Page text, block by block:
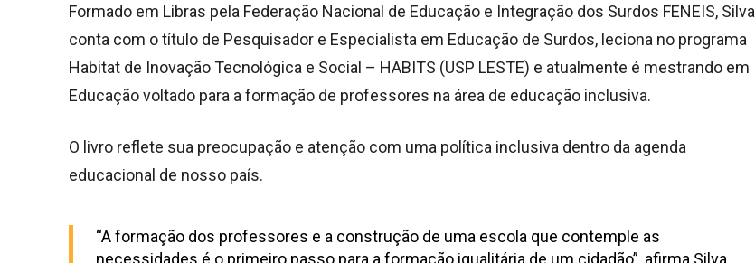
Formado em Libras pela Federação Nacional de Educação e Integração dos Surdos FENEIS, Silva
conta com o título de Pesquisador e Especialista em Educação de Surdos, leciona no programa
Habitat de Inovação Tecnológica e Social – HABITS (USP LESTE) e atualmente é mestrando em
Educação voltado para a formação de professores na área de educação inclusiva.
O livro reflete sua preocupação e atenção com uma política inclusiva dentro da agenda
educacional de nosso país.
“A formação dos professores e a construção de uma escola que contemple as
necessidades é o primeiro passo para a formação igualitária de um cidadão”, afirma Silva.